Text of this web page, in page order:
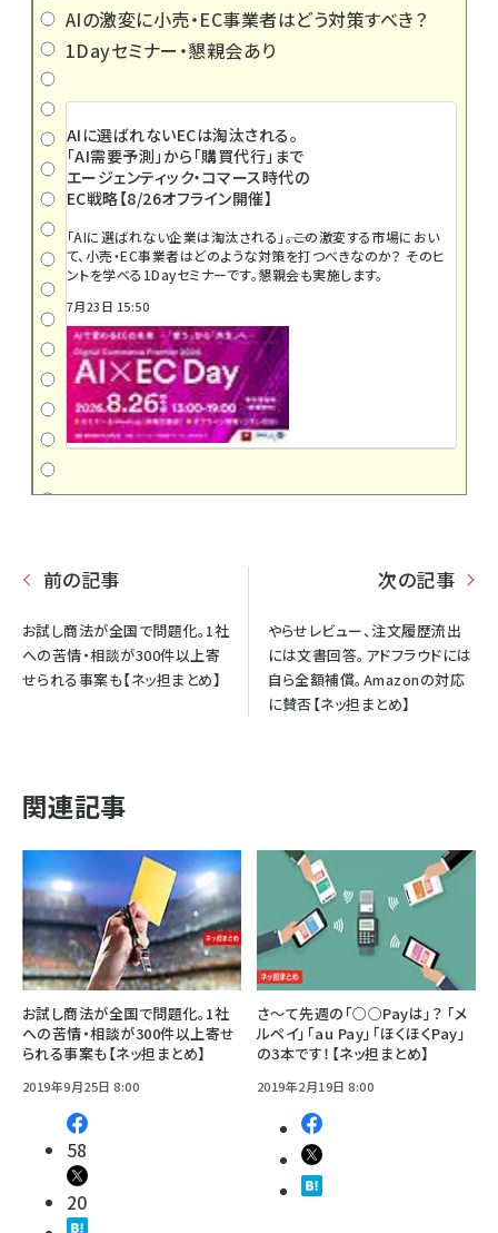
AIの激変に小売・EC事業者はどう対策すべき？
1Dayセミナー・懇親会あり
AIに選ばれないECは淘汰される。
「AI需要予測」から「購買代行」まで
エージェンティック・コマース時代の
EC戦略【8/26オフライン開催】
「AIに選ばれない企業は淘汰される」――。この激変する市場におい
て、小売・EC事業者はどのような対策を打つべきなのか？ そのヒ
ントを学べる1Dayセミナーです。懇親会も実施します。
7月23日 15:50
前の記事
お試し商法が全国で問題化。1社
への苦情・相談が300件以上寄
せられる事案も【ネッ担まとめ】
次の記事
やらせレビュー、注文履歴流出
には文書回答。アドフラウドには
自ら全額補償。Amazonの対応
に賛否【ネッ担まとめ】
関連記事
お試し商法が全国で問題化。1社
への苦情・相談が300件以上寄せ
られる事案も【ネッ担まとめ】
2019年9月25日 8:00
58
20
さ～て先週の「○○Payは」？ 「メ
ルペイ」「au Pay」「ほくほくPay」
の3本です！【ネッ担まとめ】
2019年2月19日 8:00